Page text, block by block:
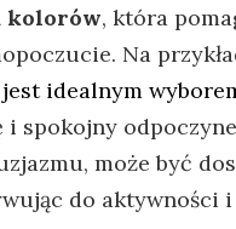
kolorów, która
Na​
jest idealnym
⁣i ‍spokojny
‍może być
do‌ aktywności i